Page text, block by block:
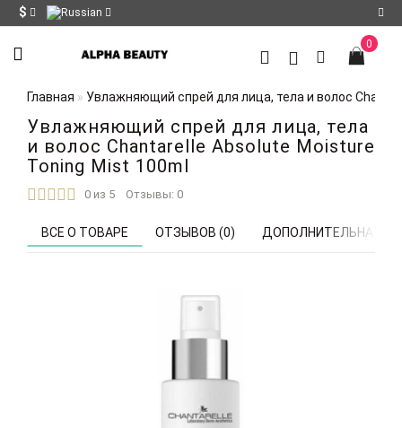
$
Регистрация
Авторизация
Мои
закладки0
0
Главная Увлажняющий спрей для лица, тела и волос
Увлажняющий спрей для лица, тела
и волос Chantarelle Absolute Moisture
Toning Mist 100ml
0 из 5 Отзывы: 0
ВСЕ О ТОВАРЕ ОТЗЫВОВ (0) ДОПОЛНИТЕЛЬНАЯ